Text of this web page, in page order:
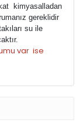
kimyasalladan
gereklidir
su ile
var ise